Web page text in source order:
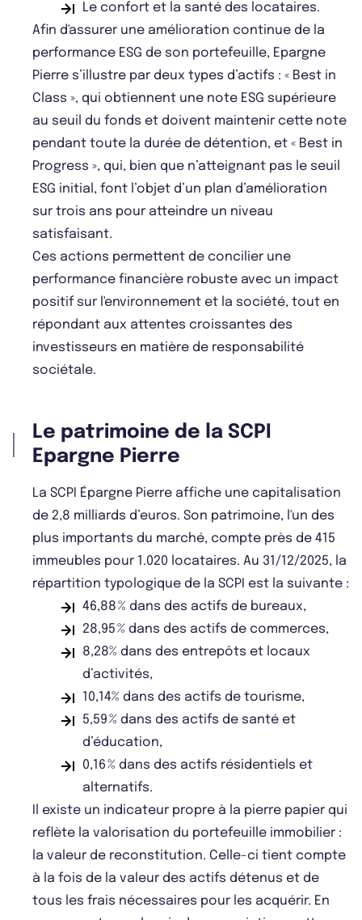
Le confort et la santé des locataires.
Afin d'assurer une amélioration continue de la
performance ESG de son portefeuille, Epargne
Pierre s’illustre par deux types d’actifs : « Best in
Class », qui obtiennent une note ESG supérieure
au seuil du fonds et doivent maintenir cette note
pendant toute la durée de détention, et « Best in
Progress », qui, bien que n’atteignant pas le seuil
ESG initial, font l’objet d’un plan d’amélioration
sur trois ans pour atteindre un niveau
satisfaisant.
Ces actions permettent de concilier une
performance financière robuste avec un impact
positif sur l'environnement et la société, tout en
répondant aux attentes croissantes des
investisseurs en matière de responsabilité
sociétale.
Le patrimoine de la SCPI
Epargne Pierre
La SCPI Épargne Pierre affiche une capitalisation
de 2,8 milliards d’euros. Son patrimoine, l'un des
plus importants du marché, compte près de 415
immeubles pour 1.020 locataires. Au 31/12/2025, la
répartition typologique de la SCPI est la suivante :
46,88 % dans des actifs de bureaux,
28,95 % dans des actifs de commerces,
8,28% dans des entrepôts et locaux
d’activités,
10,14% dans des actifs de tourisme,
5,59 % dans des actifs de santé et
d’éducation,
0,16 % dans des actifs résidentiels et
alternatifs.
Il existe un indicateur propre à la pierre papier qui
reflète la valorisation du portefeuille immobilier :
la valeur de reconstitution. Celle-ci tient compte
à la fois de la valeur des actifs détenus et de
tous les frais nécessaires pour les acquérir. En